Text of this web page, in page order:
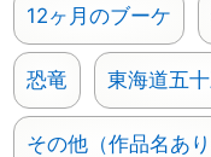
12ヶ月のブーケ
恐竜 東海道五
その他（作品名あり